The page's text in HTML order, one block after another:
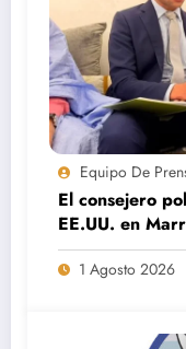
Equipo De
El consejero
EE.UU. en
dirección de
Aaiún1 Agosto 2026